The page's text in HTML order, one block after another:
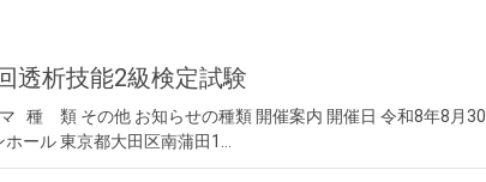
透析技能2級検定試験
種 類 その他 お知らせの種類 開催案内 開催日 令和8年8月30
ール 東京都大田区南蒲田1…